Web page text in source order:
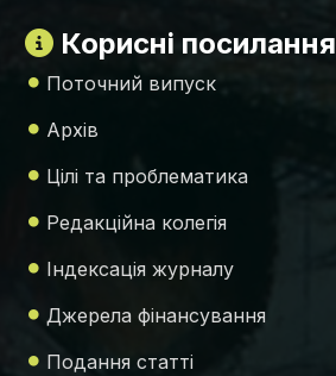
Корисні посилання
Поточний випуск
Архів
Цілі та проблематика
Редакційна колегія
Індексація журналу
Джерела фінансування
Подання статті